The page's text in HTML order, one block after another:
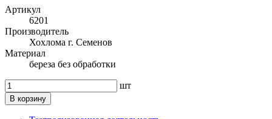
Артикул
6201
Производитель
Хохлома г. Семенов
Материал
береза без обработки
шт
В корзину